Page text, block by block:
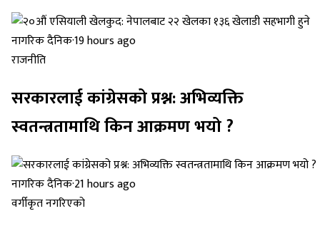
नागरिक दैनिक·19 hours ago
राजनीति
सरकारलाई कांग्रेसको प्रश्न: अभिव्यक्ति
स्वतन्त्रतामाथि किन आक्रमण भयो ?
नागरिक दैनिक·21 hours ago
वर्गीकृत नगरिएको